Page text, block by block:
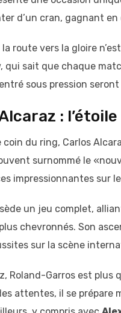
d’un cran, gagnant
route vers la gloire
qui sait que chaque
sous pression
:
coin du ring, Carlos
surnommé le
impressionnantes sur
un jeu complet,
chevronnés. Son
sur la scène
Roland-Garros est plus
attentes, il se prépare